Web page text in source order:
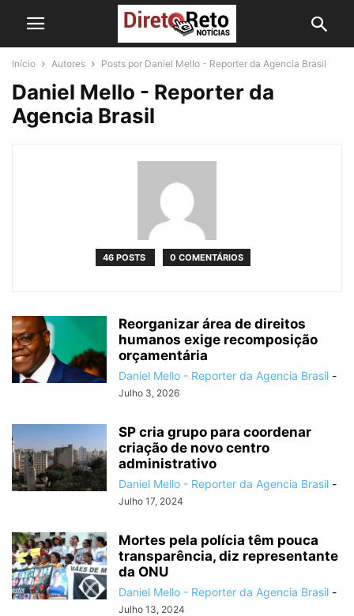
Início Autores Posts por Daniel Mello - Reporter da Agencia Brasil
Daniel Mello - Reporter da
Agencia Brasil
46 POSTS 0 COMENTÁRIOS
Reorganizar área de direitos
humanos exige recomposição
orçamentária
Daniel Mello - Reporter da Agencia Brasil -
Julho 3, 2026
SP cria grupo para coordenar
criação de novo centro
administrativo
Daniel Mello - Reporter da Agencia Brasil -
Julho 17, 2024
Mortes pela polícia têm pouca
transparência, diz representante
da ONU
Daniel Mello - Reporter da Agencia Brasil -
Julho 13, 2024